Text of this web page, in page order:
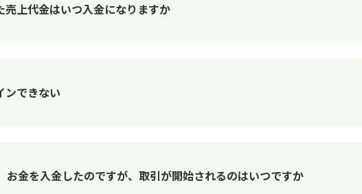
売上代金はいつ入金になりますか
ンできない
お金を入金したのですが、取引が開始されるのはいつですか